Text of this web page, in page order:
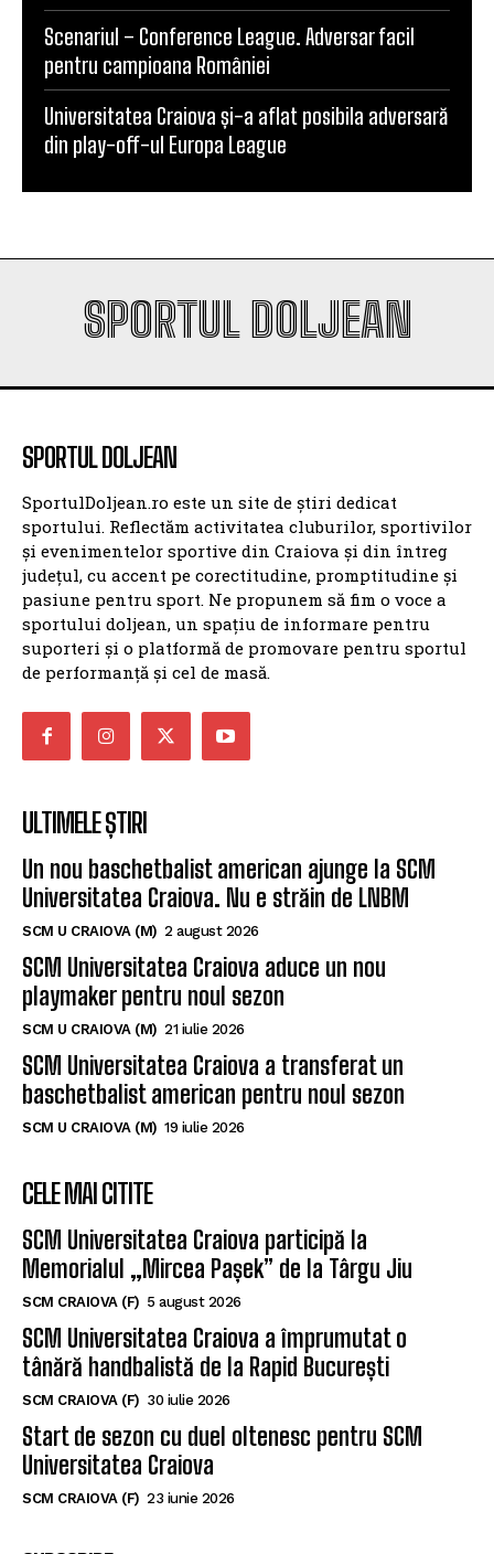
Scenariul – Conference League. Adversar facil
pentru campioana României
Universitatea Craiova și-a aflat posibila adversară
din play-off-ul Europa League
SPORTUL DOLJEAN
SPORTUL DOLJEAN
SportulDoljean.ro este un site de știri dedicat
sportului. Reflectăm activitatea cluburilor, sportivilor
și evenimentelor sportive din Craiova și din întreg
județul, cu accent pe corectitudine, promptitudine și
pasiune pentru sport. Ne propunem să fim o voce a
sportului doljean, un spațiu de informare pentru
suporteri și o platformă de promovare pentru sportul
de performanță și cel de masă.
ULTIMELE ȘTIRI
Un nou baschetbalist american ajunge la SCM
Universitatea Craiova. Nu e străin de LNBM
SCM U CRAIOVA (M) 2 august 2026
SCM Universitatea Craiova aduce un nou
playmaker pentru noul sezon
SCM U CRAIOVA (M) 21 iulie 2026
SCM Universitatea Craiova a transferat un
baschetbalist american pentru noul sezon
SCM U CRAIOVA (M) 19 iulie 2026
CELE MAI CITITE
SCM Universitatea Craiova participă la
Memorialul „Mircea Pașek” de la Târgu Jiu
SCM CRAIOVA (F) 5 august 2026
SCM Universitatea Craiova a împrumutat o
tânără handbalistă de la Rapid București
SCM CRAIOVA (F) 30 iulie 2026
Start de sezon cu duel oltenesc pentru SCM
Universitatea Craiova
SCM CRAIOVA (F) 23 iunie 2026